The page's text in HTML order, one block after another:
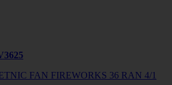
FAN FIREWORKS 36 RAN 4/1